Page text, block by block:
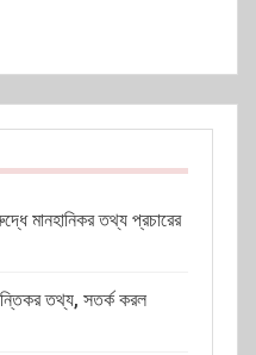
মানহানিকর তথ্য প্রচারের
তথ্য, সতর্ক করল